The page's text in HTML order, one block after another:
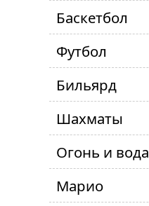
Баскетбол
Футбол
Бильярд
Шахматы
Огонь и вода
Марио